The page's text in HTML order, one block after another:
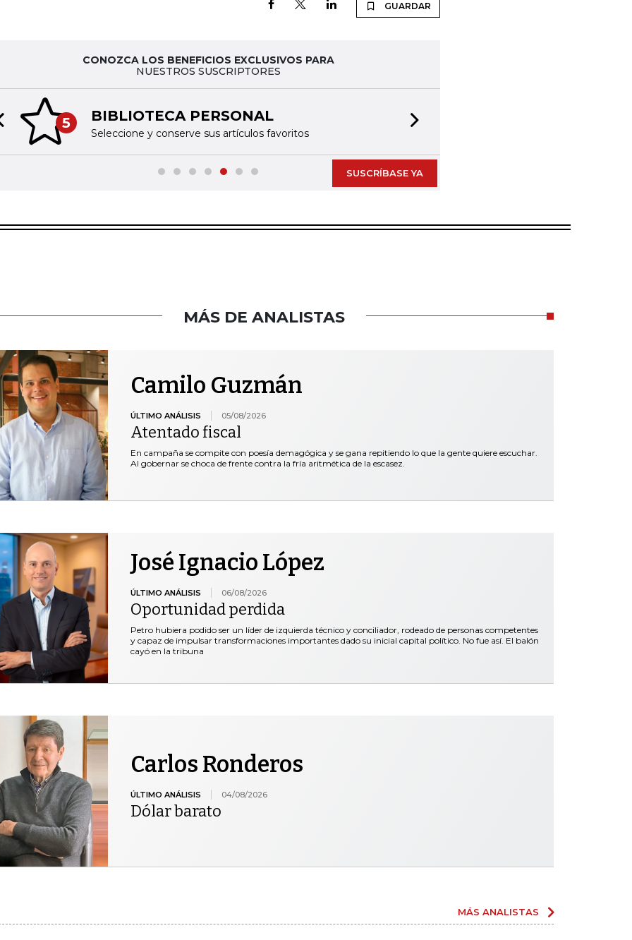
GUARDAR
CONOZCA LOS BENEFICIOS EXCLUSIVOS PARA
NUESTROS SUSCRIPTORES
5 BIBLIOTECA PERSONAL
Seleccione y conserve sus artículos favoritos
slide
SUSCRÍBASE YA
MÁS DE ANALISTAS
Camilo Guzmán
ÚLTIMO ANÁLISIS 05/08/2026
Atentado fiscal
En campaña se compite con poesía demagógica y se gana repitiendo lo que la gente quiere escuchar.
Al gobernar se choca de frente contra la fría aritmética de la escasez.
José Ignacio López
ÚLTIMO ANÁLISIS 06/08/2026
Oportunidad perdida
Petro hubiera podido ser un líder de izquierda técnico y conciliador, rodeado de personas competentes
y capaz de impulsar transformaciones importantes dado su inicial capital político. No fue así. El balón
cayó en la tribuna
Carlos Ronderos
ÚLTIMO ANÁLISIS 04/08/2026
Dólar barato
MÁS ANALISTAS